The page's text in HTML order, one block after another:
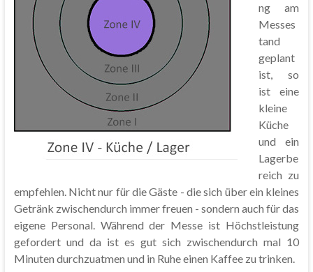
ng am
Messes
tand
geplant
ist, so
ist eine
kleine
Küche
und ein
Lagerbe
reich zu
empfehlen. Nicht nur für die Gäste - die sich über ein kleines
Getränk zwischendurch immer freuen - sondern auch für das
eigene Personal. Während der Messe ist Höchstleistung
gefordert und da ist es gut sich zwischendurch mal 10
Minuten durchzuatmen und in Ruhe einen Kaffee zu trinken.